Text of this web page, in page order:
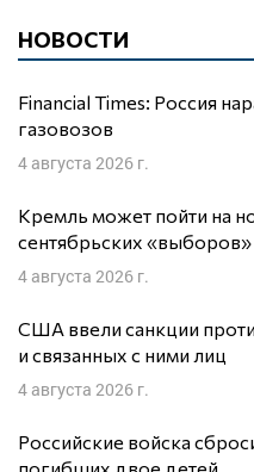
НОВОСТИ
Financial Times: Россия
газовозов
4 августа 2026 г.
Кремль может пойти на
сентябрьских «выборов»
4 августа 2026 г.
США ввели санкции
и связанных с ними лиц
4 августа 2026 г.
Российские войска